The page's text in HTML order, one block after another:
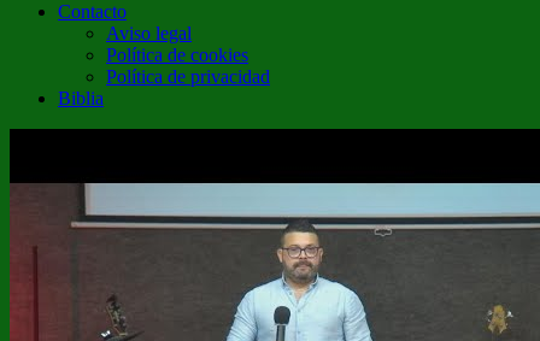
Contacto
Aviso legal
Política de cookies
Política de privacidad
Biblia